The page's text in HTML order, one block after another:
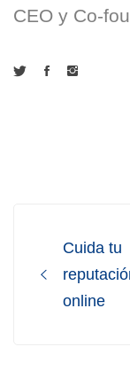
CEO y Co-
navigation
Cuida tu
online